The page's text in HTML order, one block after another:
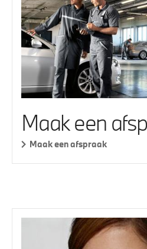
Maak een
Maak een afspraak